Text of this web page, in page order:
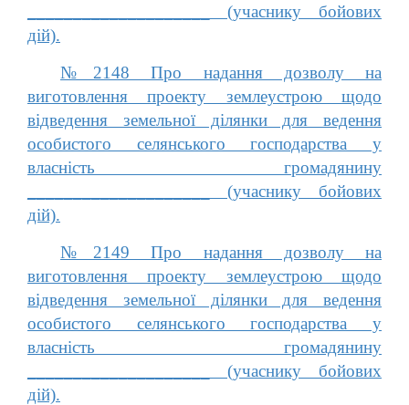
____________________ (учаснику бойових
дій).
№2148 Про надання дозволу на
виготовлення проекту землеустрою щодо
відведення земельної ділянки для ведення
особистого селянського господарства у
власність громадянину
____________________ (учаснику бойових
дій).
№2149 Про надання дозволу на
виготовлення проекту землеустрою щодо
відведення земельної ділянки для ведення
особистого селянського господарства у
власність громадянину
____________________ (учаснику бойових
дій).